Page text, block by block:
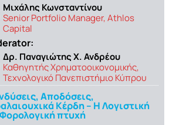
Μιχάλης Κωνσταντίνου
Senior Portfolio Manager, Athlos
Capital
Δρ. Παναγιώτης Χ. Ανδρέου
Καθηγητής Χρηματοοικονομικής,
Τεχνολογικό Πανεπιστήμιο Κύπρου
Αποδόσεις,
Κέρδη – Η Λογιστική
πτυχή